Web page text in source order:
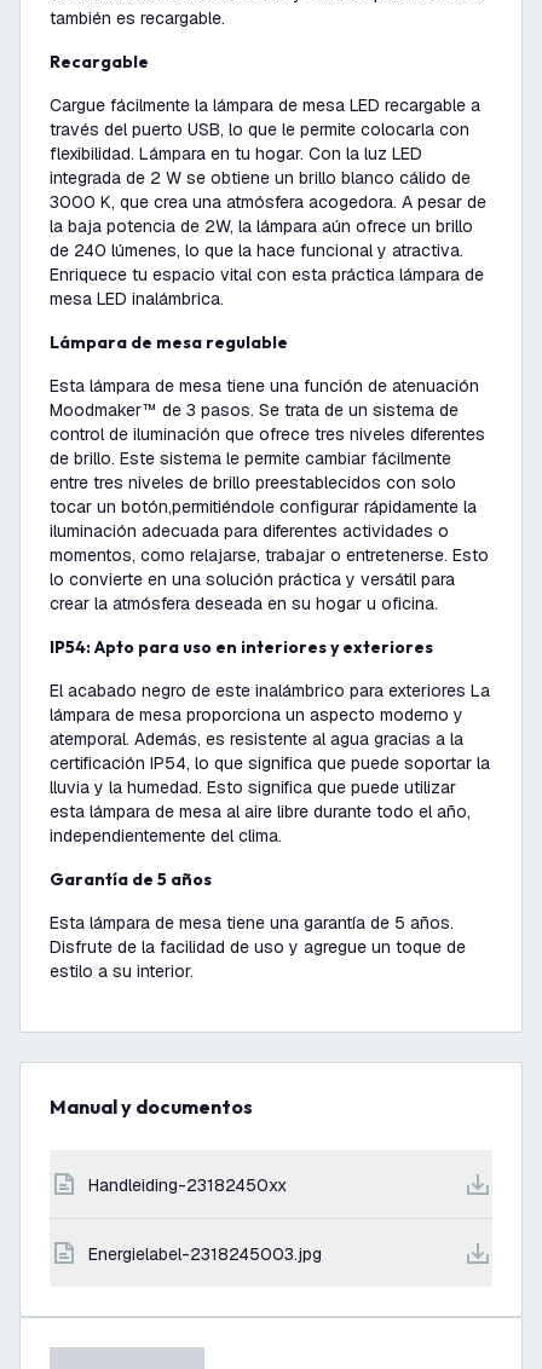
también es recargable.
Recargable
Cargue fácilmente la lámpara de mesa LED recargable a
través del puerto USB, lo que le permite colocarla con
flexibilidad. Lámpara en tu hogar. Con la luz LED
integrada de 2 W se obtiene un brillo blanco cálido de
3000 K, que crea una atmósfera acogedora. A pesar de
la baja potencia de 2W, la lámpara aún ofrece un brillo
de 240 lúmenes, lo que la hace funcional y atractiva.
Enriquece tu espacio vital con esta práctica lámpara de
mesa LED inalámbrica.
Lámpara de mesa regulable
Esta lámpara de mesa tiene una función de atenuación
Moodmaker™ de 3 pasos. Se trata de un sistema de
control de iluminación que ofrece tres niveles diferentes
de brillo. Este sistema le permite cambiar fácilmente
entre tres niveles de brillo preestablecidos con solo
tocar un botón,permitiéndole configurar rápidamente la
iluminación adecuada para diferentes actividades o
momentos, como relajarse, trabajar o entretenerse. Esto
lo convierte en una solución práctica y versátil para
crear la atmósfera deseada en su hogar u oficina.
IP54: Apto para uso en interiores y exteriores
El acabado negro de este inalámbrico para exteriores La
lámpara de mesa proporciona un aspecto moderno y
atemporal. Además, es resistente al agua gracias a la
certificación IP54, lo que significa que puede soportar la
lluvia y la humedad. Esto significa que puede utilizar
esta lámpara de mesa al aire libre durante todo el año,
independientemente del clima.
Garantía de 5 años
Esta lámpara de mesa tiene una garantía de 5 años.
Disfrute de la facilidad de uso y agregue un toque de
estilo a su interior.
Manual y documentos
handleiding-23182450xx
energielabel-2318245003.jpg